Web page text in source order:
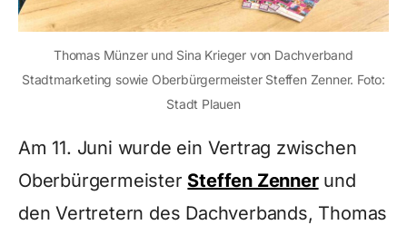
Thomas Münzer und Sina Krieger von Dachverband
Stadtmarketing sowie Oberbürgermeister Steffen Zenner. Foto:
Stadt Plauen
Am 11. Juni wurde ein Vertrag zwischen
Oberbürgermeister Steffen Zennerund
den Vertretern des Dachverbands, Thomas